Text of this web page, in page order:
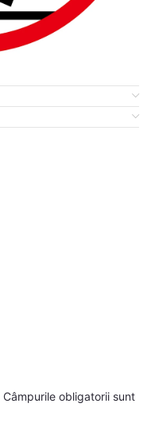
Câmpurile obligatorii sunt